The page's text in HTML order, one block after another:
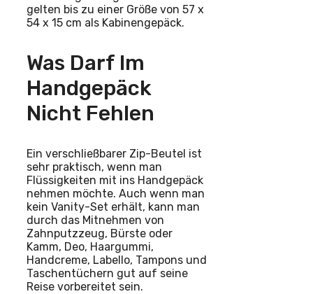
gelten bis zu einer Größe von 57 x
54 x 15 cm als Kabinengepäck.
Was Darf Im
Handgepäck
Nicht Fehlen
Ein verschließbarer Zip-Beutel ist
sehr praktisch, wenn man
Flüssigkeiten mit ins Handgepäck
nehmen möchte. Auch wenn man
kein Vanity-Set erhält, kann man
durch das Mitnehmen von
Zahnputzzeug, Bürste oder
Kamm, Deo, Haargummi,
Handcreme, Labello, Tampons und
Taschentüchern gut auf seine
Reise vorbereitet sein.